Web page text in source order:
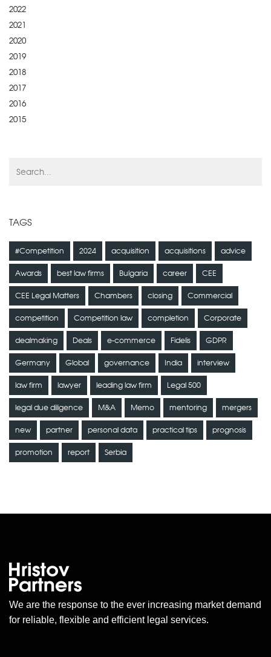
2022
2021
2020
2019
2018
2017
2016
2015
TAGS
#Competition 2024 acquisition acquisitions advice
Awards best law firms Bulgaria career CEE
CEE Legal Matters Chambers closing Commercial
competition Competition law completion Corporate
dealmaking Deals e-commerce Fidelis GDPR
Germany Global governance India interview
law firm lawyer leading law firm Legal 500
legal due diligence M&A Memo mentoring mergers
new partner personal data practical tips prognosis
promotion report Serbia
We are the response to the ever increasing market demand
for reliable, flexible and efficient legal services.